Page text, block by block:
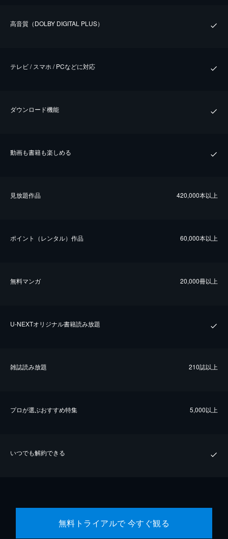
⾼⾳質（DOLBY DIGITAL PLUS）
テレビ / スマホ / PCなどに対応
ダウンロード機能
動画も書籍も楽しめる
⾒放題作品 420,000本以上
ポイント（レンタル）作品 60,000本以上
無料マンガ 20,000冊以上
U-NEXTオリジナル書籍読み放題
雑誌読み放題 210誌以上
プロが選ぶおすすめ特集 5,000以上
いつでも解約できる
無料トライアルで 今すぐ観る